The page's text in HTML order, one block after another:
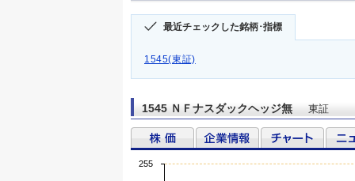
最近チェックした銘柄･指標
1545(東証)
1545 ＮＦナスダックヘッジ無 東証